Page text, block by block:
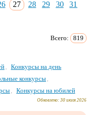
27 28 29 30
31
Всего: 819
Конкурсы на день
конкурсы
Конкурсы на юбилей
Обновлено:30 июля 2026